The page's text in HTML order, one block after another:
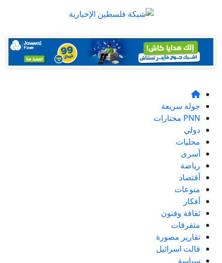
جولة سريعة
PNN مختارات
دولي
محليات
أسرى
رياضة
أقتصاد
منوعات
أفكار
ثقافة وفنون
متفرقات
تقارير مصورة
قالت اسرائيل
سياسة